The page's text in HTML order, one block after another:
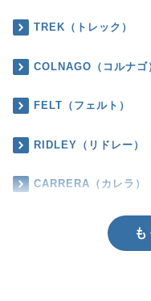
TREK（トレック）
COLNAGO（コルナゴ
FELT（フェルト）
RIDLEY（リドレー）
CARRERA（カレラ）